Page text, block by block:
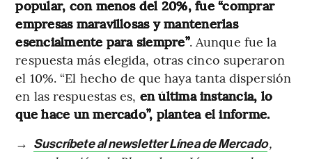
popular, con menos del 20%, fue “comprar
empresas maravillosas y mantenerlas
esencialmente para siempre”. Aunque fue la
respuesta más elegida, otras cinco superaron
el 10%. “El hecho de que haya tanta dispersión
en las respuestas es, en última instancia, lo
que hace un mercado”, plantea el informe.
→ Suscríbete al newsletter Línea de Mercado,